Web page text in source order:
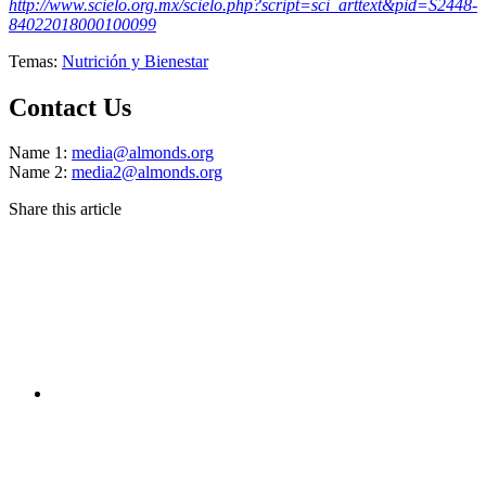
http://www.scielo.org.mx/scielo.php?script=sci_arttext&pid=S2448-
84022018000100099
Temas: Nutrición y Bienestar
Contact Us
Name 1: media@almonds.org
Name 2: media2@almonds.org
Share this article